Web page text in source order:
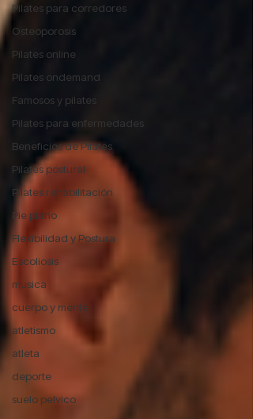
Pilates para corredores
Osteoporosis
Pilates online
Pilates ondemand
Famosos y pilates
Pilates para enfermedades
Beneficios de Pilates
Pilates postural
Pilates rehabilitación
Pie plano
Flexibilidad y Postura
Escoliosis
musica
cuerpo y mente
atletismo
atleta
deporte
suelo pelvico